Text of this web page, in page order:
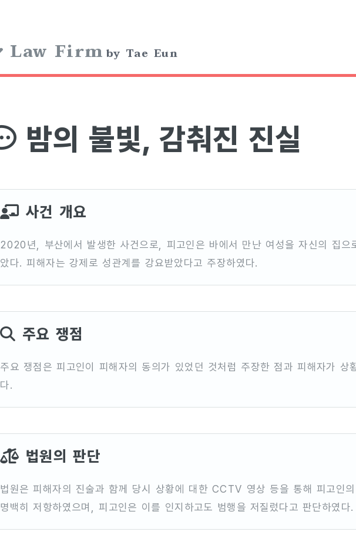
Law Firm by Tae Eun
밤의 불빛, 감춰진 진실
사건 개요
2020년, 부산에서 발생한 사건으로, 피고인은 바에서 만난 여성을 자신의 집으
았다. 피해자는 강제로 성관계를 강요받았다고 주장하였다.
주요 쟁점
주요 쟁점은 피고인이 피해자의 동의가 있었던 것처럼 주장한 점과 피해자가 상
다.
법원의 판단
법원은 피해자의 진술과 함께 당시 상황에 대한 CCTV 영상 등을 통해 피고인
명백히 저항하였으며, 피고인은 이를 인지하고도 범행을 저질렀다고 판단하였다.